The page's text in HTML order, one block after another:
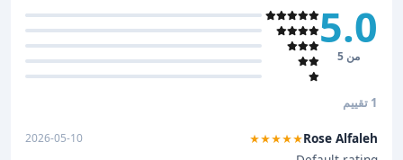
5.0
من 5
1 تقييم
Rose Alfaleh
★★★★★
2026-05-10